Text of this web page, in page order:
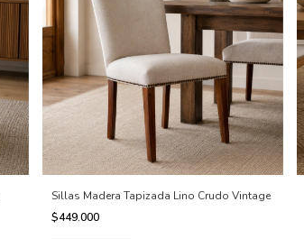
Sillas Madera Tapizada Lino Crudo Vintage
$449.000